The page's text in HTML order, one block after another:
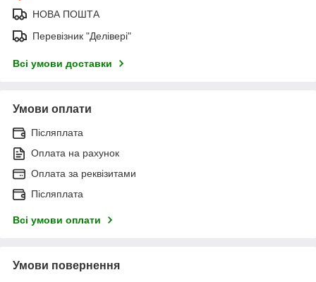
НОВА ПОШТА
Перевізник "Делівері"
Всі умови доставки
Умови оплати
Післяплата
Оплата на рахунок
Оплата за реквізитами
Післяплата
Всі умови оплати
Умови повернення